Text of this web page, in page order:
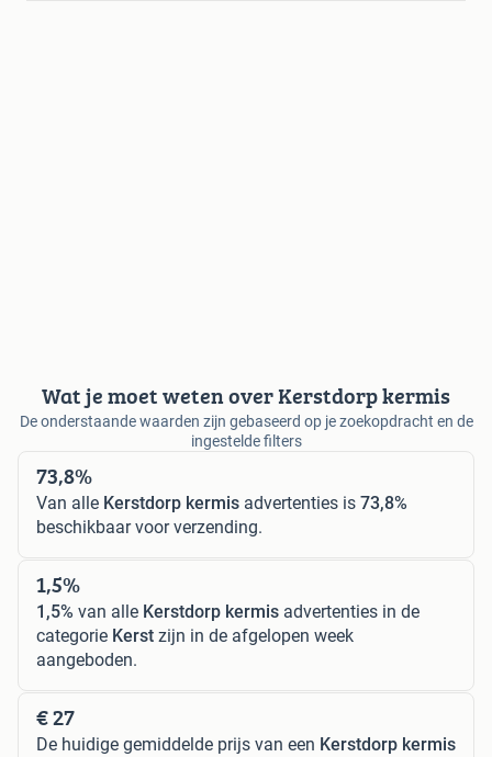
Wat je moet weten over Kerstdorp kermis
De onderstaande waarden zijn gebaseerd op je zoekopdracht en de
ingestelde filters
73,8%
Van alle Kerstdorp kermis advertenties is 73,8%
beschikbaar voor verzending.
1,5%
1,5% van alle Kerstdorp kermis advertenties in de
categorie Kerst zijn in de afgelopen week
aangeboden.
€ 27
De huidige gemiddelde prijs van een Kerstdorp kermis